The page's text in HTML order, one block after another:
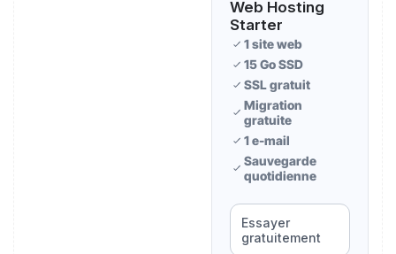
Web Hosting
Starter
1 site web
15 Go SSD
SSL gratuit
Migration
gratuite
1 e-mail
Sauvegarde
quotidienne
Essayer
gratuitement